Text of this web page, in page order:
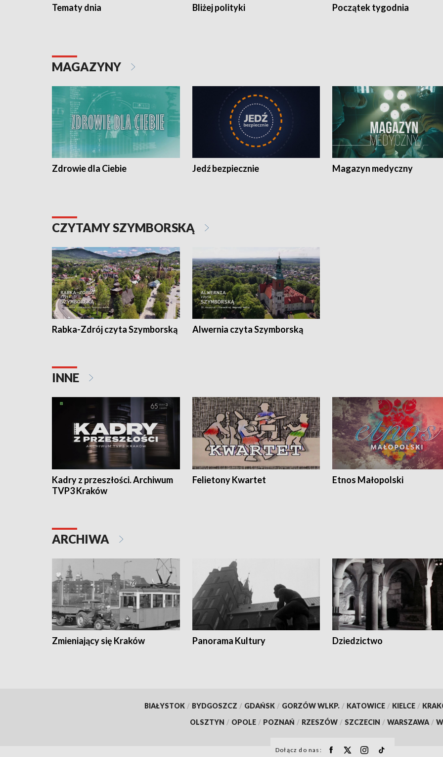
Tematy dnia Bliżej polityki Początek tygodnia
MAGAZYNY
Zdrowie dla Ciebie Jedź bezpiecznie Magazyn medyczny
CZYTAMY SZYMBORSKĄ
Rabka-Zdrój czyta Szymborską Alwernia czyta Szymborską
INNE
Kadry z przeszłości. Archiwum
TVP3 Kraków
Felietony Kwartet Etnos Małopolski
ARCHIWA
Zmieniający się Kraków Panorama Kultury Dziedzictwo
BIAŁYSTOK / BYDGOSZCZ / GDAŃSK / GORZÓW WLKP. / KATOWICE / KIELCE /
OLSZTYN / OPOLE / POZNAŃ / RZESZÓW / SZCZECIN / WARSZAWA /
Dołącz do nas: